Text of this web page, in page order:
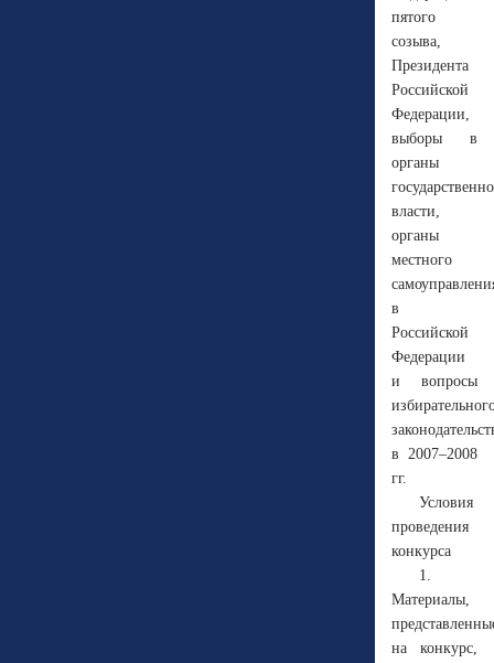
пятого
созыва,
Президента
Российской
Федерации,
выборы в
органы
власти,
органы
местного
в
Российской
Федерации
и вопросы
в 2007–2008
гг.
Условия
проведения
конкурса
1.
Материалы,
на конкурс,